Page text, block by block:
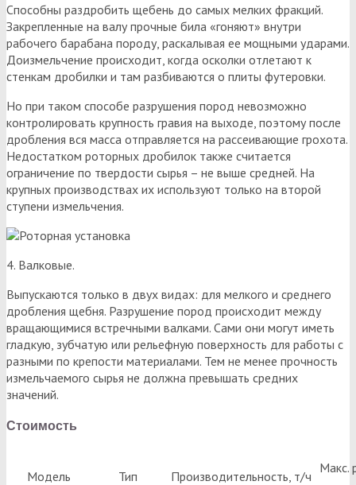
Способны раздробить щебень до самых мелких фракций.
Закрепленные на валу прочные била «гоняют» внутри
рабочего барабана породу, раскалывая ее мощными ударами.
Доизмельчение происходит, когда осколки отлетают к
стенкам дробилки и там разбиваются о плиты футеровки.
Но при таком способе разрушения пород невозможно
контролировать крупность гравия на выходе, поэтому после
дробления вся масса отправляется на рассеивающие грохота.
Недостатком роторных дробилок также считается
ограничение по твердости сырья – не выше средней. На
крупных производствах их используют только на второй
ступени измельчения.
4. Валковые.
Выпускаются только в двух видах: для мелкого и среднего
дробления щебня. Разрушение пород происходит между
вращающимися встречными валками. Сами они могут иметь
гладкую, зубчатую или рельефную поверхность для работы с
разными по крепости материалами. Тем не менее прочность
измельчаемого сырья не должна превышать средних
значений.
Стоимость
Модель Тип Производительность, т/ч
Макс.